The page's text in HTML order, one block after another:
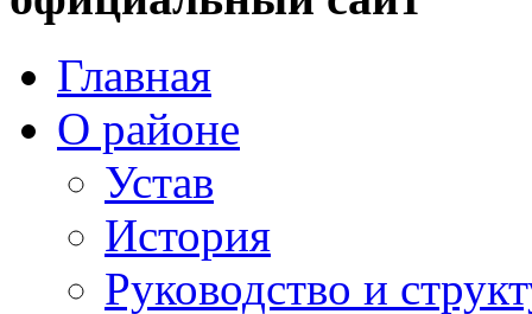
Главная
О районе
Устав
История
Руководство и